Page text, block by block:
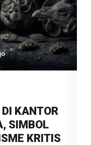
KANTOR
SIMBOL
KRITIS